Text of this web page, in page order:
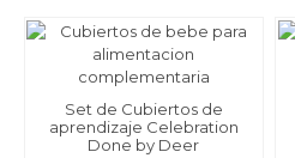
Set de Cubiertos de
aprendizaje Celebration
Done by Deer